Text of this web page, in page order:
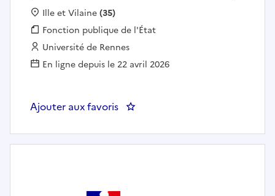
Localisation :
Ille et Vilaine(35)
Fonction publique :
Fonction publique de l'État
Employeur :
Université de Rennes
En ligne depuis le 22 avril 2026
Ajouter aux favoris : Responsable adjoint.e du